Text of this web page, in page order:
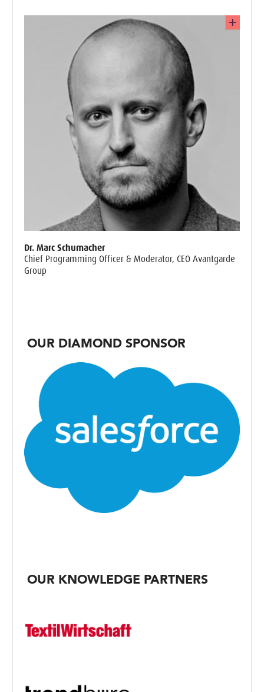
Dr. Marc Schumacher
Chief Programming Officer & Moderator, CEO Avantgarde
Group
OUR DIAMOND SPONSOR
OUR KNOWLEDGE PARTNERS